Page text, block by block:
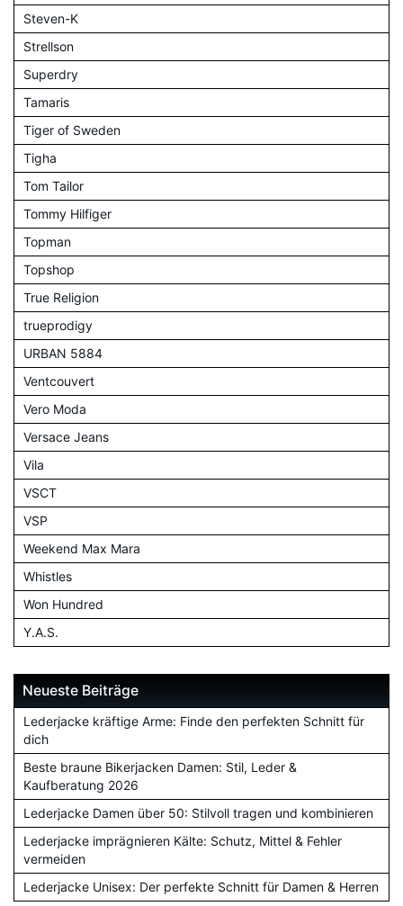
Steven-K
Strellson
Superdry
Tamaris
Tiger of Sweden
Tigha
Tom Tailor
Tommy Hilfiger
Topman
Topshop
True Religion
trueprodigy
URBAN 5884
Ventcouvert
Vero Moda
Versace Jeans
Vila
VSCT
VSP
Weekend Max Mara
Whistles
Won Hundred
Y.A.S.
Neueste Beiträge
Lederjacke kräftige Arme: Finde den perfekten Schnitt für
dich
Beste braune Bikerjacken Damen: Stil, Leder &
Kaufberatung 2026
Lederjacke Damen über 50: Stilvoll tragen und kombinieren
Lederjacke imprägnieren Kälte: Schutz, Mittel & Fehler
vermeiden
Lederjacke Unisex: Der perfekte Schnitt für Damen & Herren